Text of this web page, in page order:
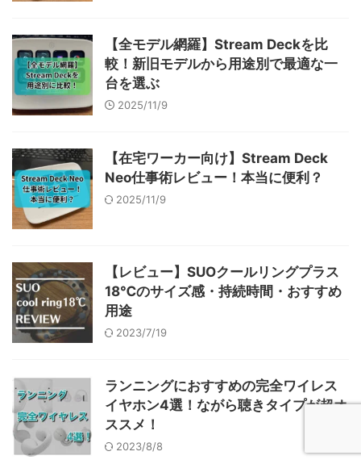
【全モデル網羅】Stream Deckを比
較！新旧モデルから用途別で最適な一
台を選ぶ
2025/11/9
【在宅ワーカー向け】Stream Deck
Neo仕事術レビュー！本当に便利？
2025/11/9
【レビュー】SUOクールリングプラス
18℃のサイズ感・持続時間・おすすめ
用途
2023/7/19
ランニングにおすすめの完全ワイレス
イヤホン4選！ながら聴きタイプが超オ
ススメ！
2023/8/8